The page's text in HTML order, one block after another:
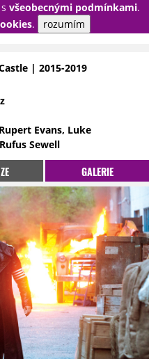
všeobecnými podmínkami.
. rozumím
PŘIHLÁSIT
| 2015-2019
Evans, Luke
Sewell
GALERIE